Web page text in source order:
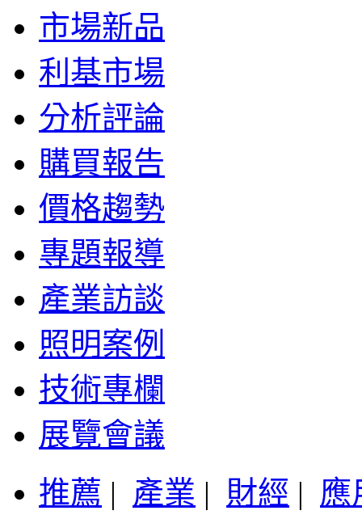
市場新品
利基市場
分析評論
購買報告
價格趨勢
專題報導
產業訪談
照明案例
技術專欄
展覽會議
推薦 | 產業 | 財經 | 應